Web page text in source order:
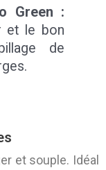
Green :
et le bon
de
et souple. Idéal